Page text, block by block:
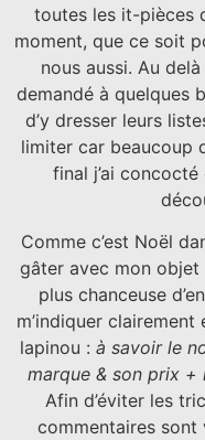
toutes les it-pièces
moment, que ce soit
nous aussi. Au
demandé à quelques
d’y dresser leurs
limiter car beaucoup
final j’ai
Comme c’est Noël
gâter avec mon
plus chanceuse
m’indiquer clairement
lapinou : à savoir le
marque & son prix +
Afin d’éviter les
commentaires sont